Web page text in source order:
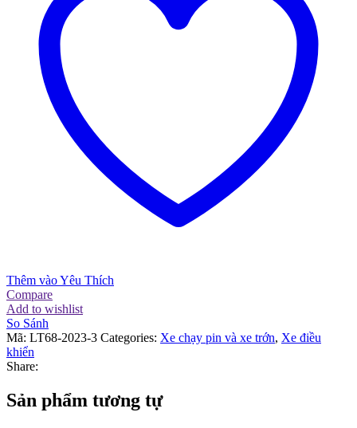
Thêm vào Yêu Thích
Compare
Add to wishlist
So Sánh
Mã: LT68-2023-3 Categories: Xe chạy pin và xe trớn, Xe điều
khiển
Share:
Sản phẩm tương tự